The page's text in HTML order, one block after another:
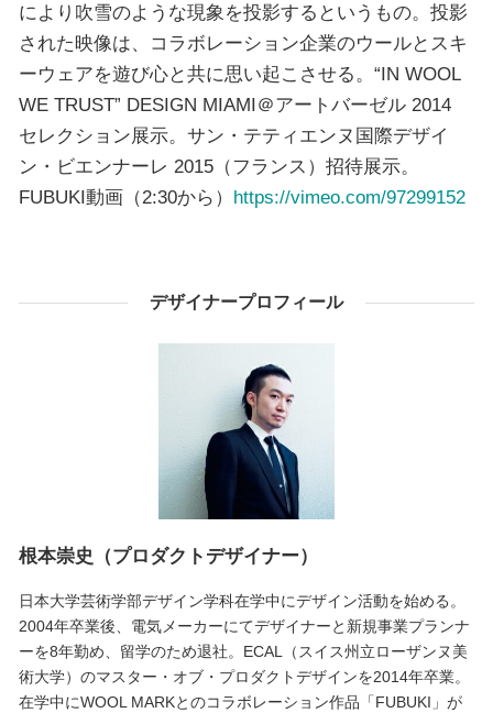
により吹雪のような現象を投影するというもの。投影
された映像は、コラボレーション企業のウールとスキ
ーウェアを遊び心と共に思い起こさせる。“IN WOOL
WE TRUST” DESIGN MIAMI＠アートバーゼル 2014
セレクション展示。サン・テティエンヌ国際デザイ
ン・ビエンナーレ 2015（フランス）招待展示。
FUBUKI動画（2:30から） https://vimeo.com/97299152
デザイナープロフィール
根本崇史（プロダクトデザイナー）
日本大学芸術学部デザイン学科在学中にデザイン活動を始める。
2004年卒業後、電気メーカーにてデザイナーと新規事業プランナ
ーを8年勤め、留学のため退社。ECAL（スイス州立ローザンヌ美
術大学）のマスター・オブ・プロダクトデザインを2014年卒業。
在学中にWOOL MARKとのコラボレーション作品「FUBUKI」が